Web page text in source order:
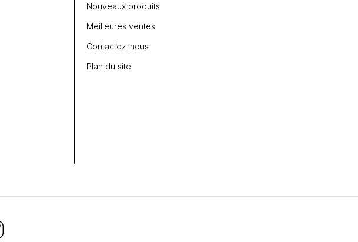
Nouveaux produits
Meilleures ventes
Contactez-nous
Plan du site